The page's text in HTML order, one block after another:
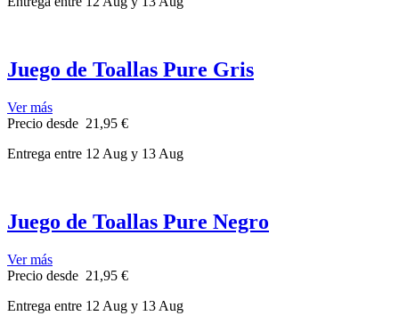
Juego de Toallas Pure Gris
Ver más
Precio desde 21,95 €
Entrega entre 12 Aug y 13 Aug
Juego de Toallas Pure Negro
Ver más
Precio desde 21,95 €
Entrega entre 12 Aug y 13 Aug